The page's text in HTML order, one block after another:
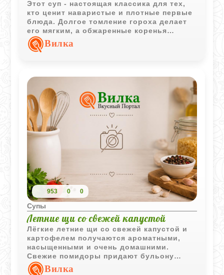
Этот суп - настоящая классика для тех,
кто ценит наваристые и плотные первые
блюда. Долгое томление гороха делает
его мягким, а обжаренные коренья
придают бульону красивый золотистый
оттенок и глубокий аромат. Простое в
согревает в прохладный день.
Вилка
953 0 0
Супы
Летние щи со свежей капустой
Лёгкие летние щи со свежей капустой и
картофелем получаются ароматными,
насыщенными и очень домашними.
Свежие помидоры придают бульону
мягкую кислинку и летний вкус.
Вилка